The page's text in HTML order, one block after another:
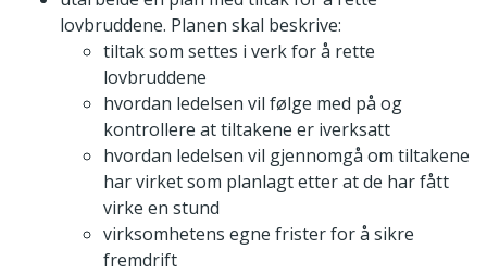
lovbruddene. Planen skal beskrive:
tiltak som settes i verk for å rette
lovbruddene
hvordan ledelsen vil følge med på og
kontrollere at tiltakene er iverksatt
hvordan ledelsen vil gjennomgå om tiltakene
har virket som planlagt etter at de har fått
virke en stund
virksomhetens egne frister for å sikre
fremdrift